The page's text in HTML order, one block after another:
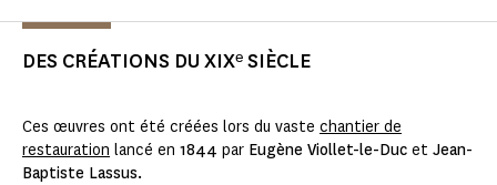
DES CRÉATIONS DU XIXᵉ SIÈCLE
Ces œuvres ont été créées lors du vaste chantier de
restauration lancé en 1844 par Eugène Viollet-le-Duc et Jean-
Baptiste Lassus.